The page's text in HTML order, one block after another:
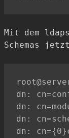
Mit dem
Schemas
dn:
dn:
dn:
dn: